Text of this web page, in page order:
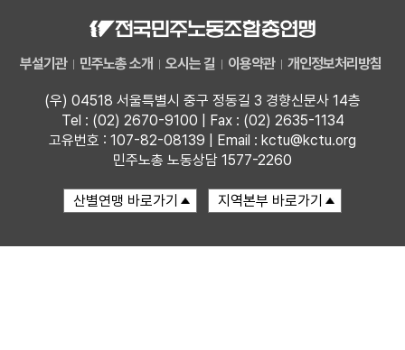
부설기관 민주노총 소개 오시는 길 이용약관 개인정보처리방침
(우) 04518 서울특별시 중구 정동길 3 경향신문사 14층
Tel : (02) 2670-9100 | Fax : (02) 2635-1134
고유번호 : 107-82-08139 | Email : kctu@kctu.org
민주노총 노동상담 1577-2260